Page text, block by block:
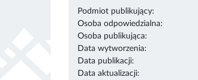
Podmiot publikujący:
Osoba odpowiedzialna:
Osoba publikująca:
Data wytworzenia:
Data publikacji:
Data aktualizacji: